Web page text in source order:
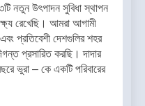
নতুন উৎপাদন সুবিধা স্থাপন
রেখেছি। আমরা আগামী
প্রতিবেশী দেশগুলির শহর
প্রসারিত করছি। দাদার
ভুরা – কে একটি পরিবারের